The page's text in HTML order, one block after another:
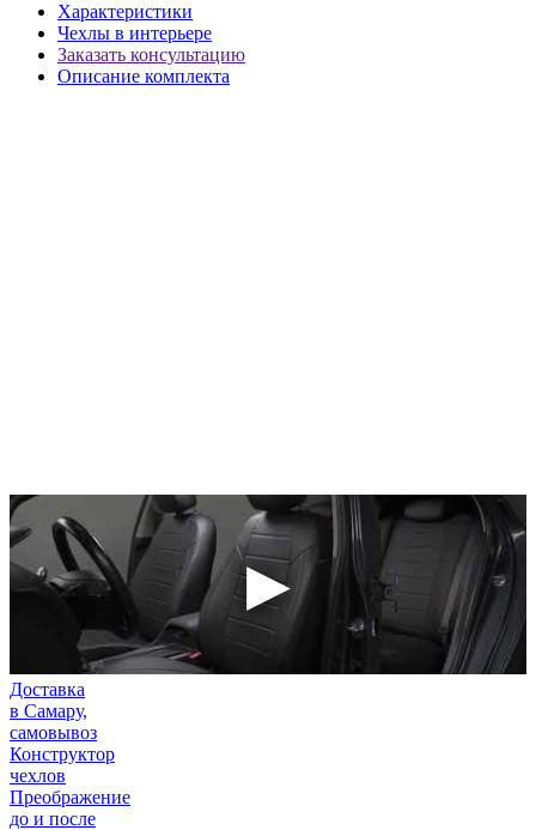
Характеристики
Чехлы в интерьере
Заказать консультацию
Описание комплекта
Доставка
в Самару,
самовывоз
Конструктор
чехлов
Преображение
до и после